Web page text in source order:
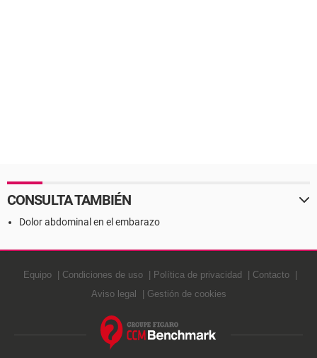
CONSULTA TAMBIÉN
Dolor abdominal en el embarazo
Equipo Condiciones de uso Política de privacidad
Contacto
Aviso legal
Gestión de cookies